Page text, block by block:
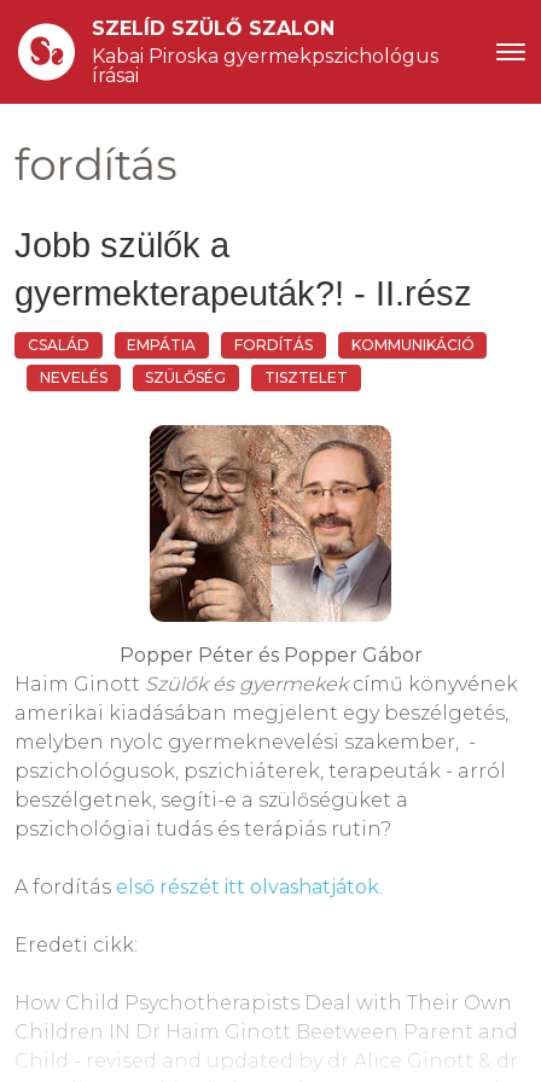
SZELÍD SZÜLŐ SZALON
Kabai Piroska gyermekpszichológus
írásai
fordítás
Jobb szülők a
gyermekterapeuták?! - II.rész
CSALÁD EMPÁTIA FORDÍTÁS
KOMMUNIKÁCIÓ
NEVELÉS
SZÜLŐSÉG TISZTELET
Popper Péter és Popper Gábor
Haim Ginott Szülők és gyermekekcímű könyvének
amerikai kiadásában megjelent egy beszélgetés,
melyben nyolc gyermeknevelési szakember, -
pszichológusok, pszichiáterek, terapeuták - arról
beszélgetnek, segíti-e a szülőségüket a
pszichológiai tudás és terápiás rutin?
A fordítás első részét itt olvashatjátok
Eredeti cikk:
How Child Psychotherapists Deal with Their Own
Children IN Dr Haim Ginott Beetween Parent and
Child - revised and updated by dr Alice Ginott & dr